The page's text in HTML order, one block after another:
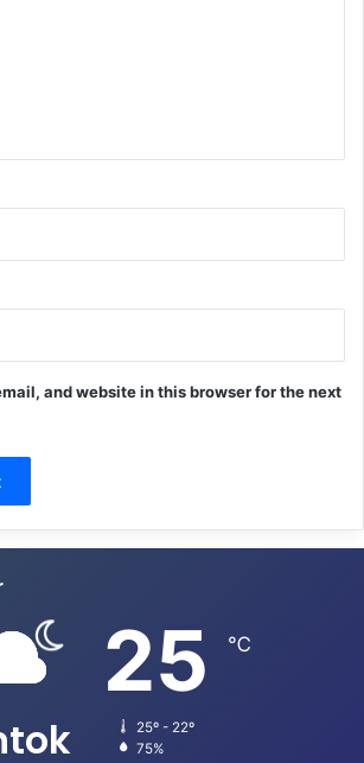
and website in this browser for the next
25 ℃
25º - 22º
75%